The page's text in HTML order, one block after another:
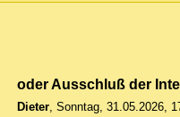
oder Ausschluß der
Dieter, Sonntag, 31.05.2026,